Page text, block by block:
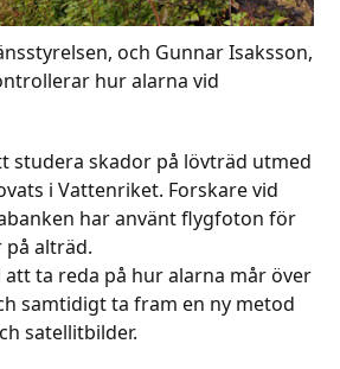
och Gunnar Isaksson,
hur alarna vid
studera skador på lövträd utmed
i Vattenriket. Forskare vid
har använt flygfoton för
alträd.
ta reda på hur alarna mår över
samtidigt ta fram en ny metod
satellitbilder.